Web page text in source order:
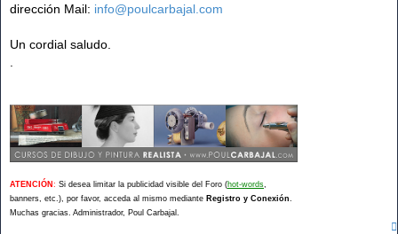
dirección Mail: info@poulcarbajal.com
Un cordial saludo.
ATENCIÓN : Si desea limitar la publicidad visible del Foro (hot-words
banners, etc.), por favor, acceda al mismo mediante Registro y Conexión
Muchas gracias. Administrador, Poul Carbajal.